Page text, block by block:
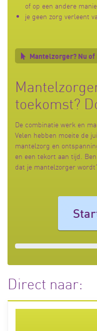
of op een andere
je geen zorg verleent
Mantelzorger? Nu
toekomst?
De combinatie werk en
Velen hebben moeite de
mantelzorg en
en een tekort aan tijd.
dat je mantelzorger
Direct naar: